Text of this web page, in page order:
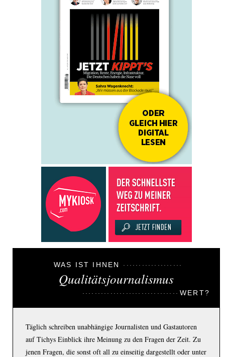
WAS IST IHNEN
Qualitätsjournalismus
WERT?
Täglich schreiben unabhängige Journalisten und Gastautoren
auf Tichys Einblick ihre Meinung zu den Fragen der Zeit. Zu
jenen Fragen, die sonst oft all zu einseitig dargestellt oder unter